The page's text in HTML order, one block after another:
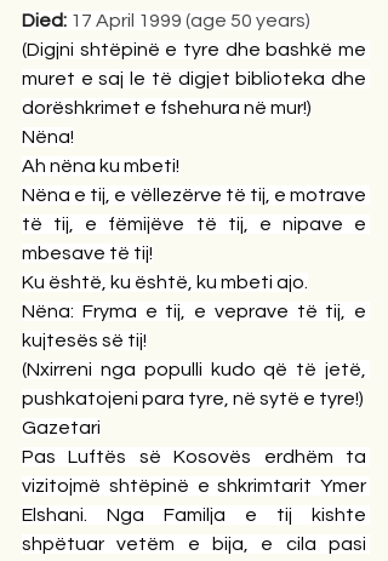
Died: 17 April 1999 (age 50 years)
(Digjni shtëpinë e tyre dhe bashkë me
muret e saj le të digjet biblioteka dhe
dorëshkrimet e fshehura në mur!)
Nëna!
Ah nëna ku mbeti!
Nëna e tij, e vëllezërve të tij, e motrave
të tij, e fëmijëve të tij, e nipave e
mbesave të tij!
Ku është, ku është, ku mbeti ajo.
Nëna: Fryma e tij, e veprave të tij, e
kujtesës së tij!
(Nxirreni nga populli kudo që të jetë,
pushkatojeni para tyre, në sytë e tyre!)
Gazetari
Pas Luftës së Kosovës erdhëm ta
vizitojmë shtëpinë e shkrimtarit Ymer
Elshani. Nga Familja e tij kishte
shpëtuar vetëm e bija, e cila pasi